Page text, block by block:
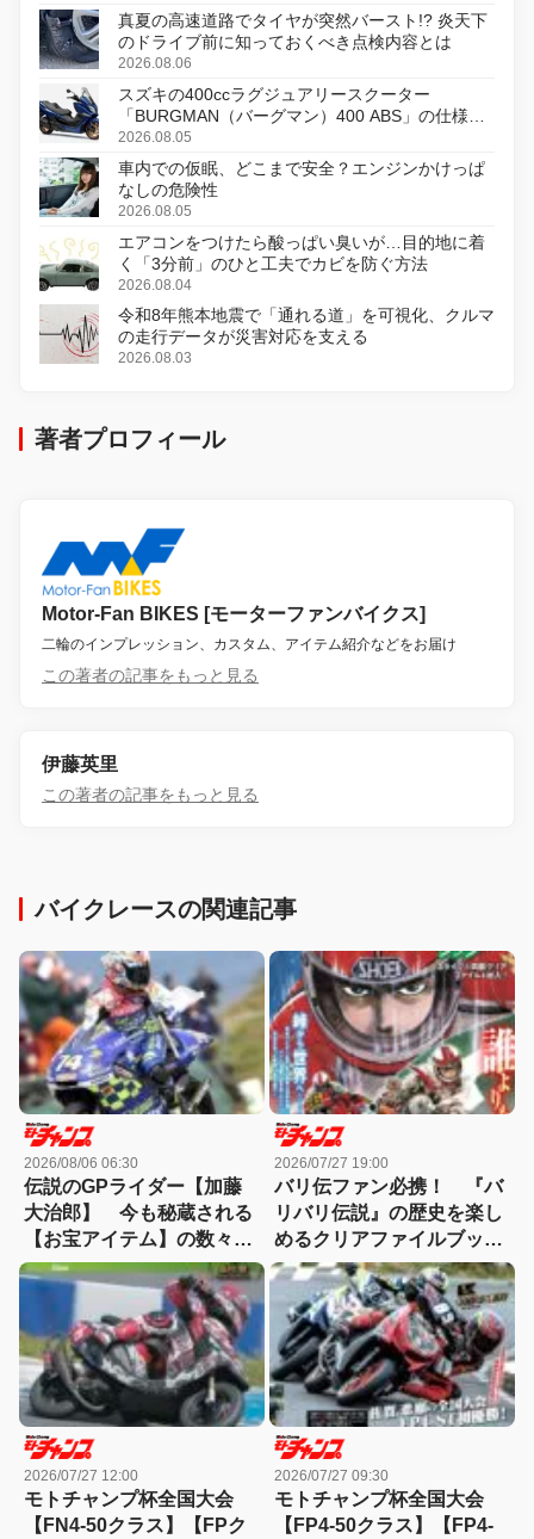
真夏の高速道路でタイヤが突然バースト!? 炎天下
のドライブ前に知っておくべき点検内容とは
2026.08.06
スズキの400ccラグジュアリースクーター
「BURGMAN（バーグマン）400 ABS」の仕様を
変更し、8月18日に発売
2026.08.05
車内での仮眠、どこまで安全？エンジンかけっぱ
なしの危険性
2026.08.05
エアコンをつけたら酸っぱい臭いが…目的地に着
く「3分前」のひと工夫でカビを防ぐ方法
2026.08.04
令和8年熊本地震で「通れる道」を可視化、クルマ
の走行データが災害対応を支える
2026.08.03
著者プロフィール
Motor-Fan BIKES [モーターファンバイクス]
二輪のインプレッション、カスタム、アイテム紹介などをお届け
この著者の記事をもっと見る
伊藤英里
この著者の記事をもっと見る
バイクレースの関連記事
2026/08/06 06:30
伝説のGPライダー【加藤
大治郎】 今も秘蔵される
【お宝アイテム】の数々と
知られざる逸話【小椋藍選
手】とも深い関わりが!?
2026/07/27 19:00
バリ伝ファン必携！ 『バ
リバリ伝説』の歴史を楽し
めるクリアファイルブック
が7月28日発売
2026/07/27 12:00
モトチャンプ杯全国大会
【FN4-50クラス】【FPク
2026/07/27 09:30
モトチャンプ杯全国大会
【FP4-50クラス】【FP4-